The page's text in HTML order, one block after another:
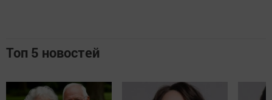
Топ 5 новостей